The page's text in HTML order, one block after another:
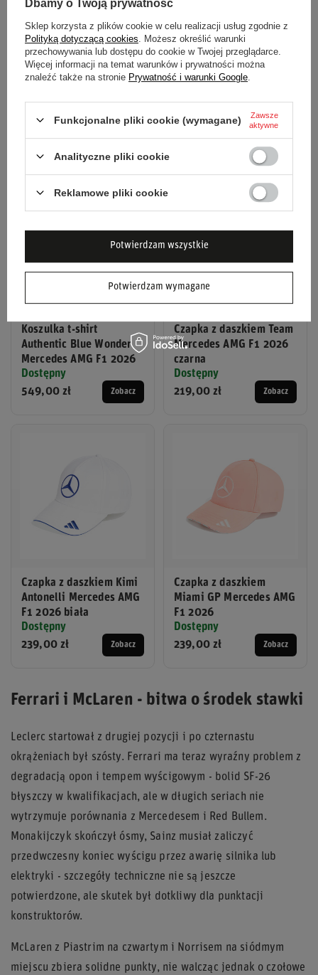
nawet gdy rywal rozbija auto przed Q3. Hamilton z kolei
zostaje na trzecim miejscu tabeli i jego szanse na tytuł
maleją - 46 punktów straty do Russella przy takiej formie
Mercedesa to trudny rachunek. Verstappen i Red Bull zaś
notują kolejny wynik poniżej oczekiwań. Sześć do siedmiu
dziesiątych sekundy do lidera w kwalifikacjach to jedna
kwestia, błąd strategiczny w wyścigu - zupełnie inna
Koszulka t-shirt
Authentic Blue Wonder
Mercedes AMG F1 2026
Dostępny
549,00 zł
Zobacz
Czapka z daszkiem Team
Mercedes AMG F1 2026
czarna
Dostępny
219,00 zł
Zobacz
Czapka z daszkiem Kimi
Antonelli Mercedes AMG
F1 2026 biała
Dostępny
239,00 zł
Zobacz
Czapka z daszkiem
Miami GP Mercedes AMG
F1 2026
Dostępny
239,00 zł
Zobacz
Ferrari i McLaren - bitwa o środek stawki
Leclerc startował z drugiej pozycji i po czternastu
okrążeniach był szósty. Ferrari ma teraz wyraźny problem z
degradacją opon i tempem wyścigowym - bolid SF-26
błyszczy w kwalifikacjach, ale w długich seriach nie
wytrzymuje porównania z Mercedesem i Red Bullem.
Monakijczyk skończył ósmy, Sainz musiał zaliczyć
przedwczesny koniec wyścigu przez awarię silnika lub
elektryki - szczegóły techniczne nie są jeszcze
potwierdzone, ale skutek był dotkliwy dla punktacji
konstruktorów.
McLaren z Piastrim na czwartym i Norrisem na siódmym
miejscu zbiera solidne punkty, nie walcząc jednak o czołowe
Dbamy o Twoją prywatność
Sklep korzysta z plików cookie w celu realizacji usług zgodnie z
Polityką dotyczącą cookies . Możesz określić warunki
przechowywania lub dostępu do cookie w Twojej przeglądarce.
Więcej informacji na temat warunków i prywatności można
znaleźć także na stronie Prywatność i warunki Google
Funkcjonalne pliki cookie (wymagane)
Zawsze
aktywne
Analityczne pliki cookie
Reklamowe pliki cookie
Potwierdzam wymagane
Potwierdzam wszystkie